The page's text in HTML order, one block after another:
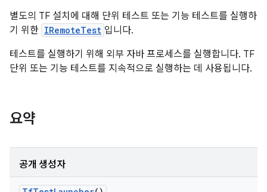
별도의 TF 설치에 대해 단위 테스트 또는 기능 테스트를 실행하
기 위한 IRemoteTest 입니다.
테스트를 실행하기 위해 외부 자바 프로세스를 실행합니다. TF
단위 또는 기능 테스트를 지속적으로 실행하는 데 사용됩니다.
요약
공개 생성자